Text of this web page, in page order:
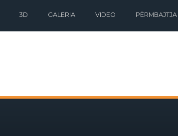
3D GALERIA VIDEO